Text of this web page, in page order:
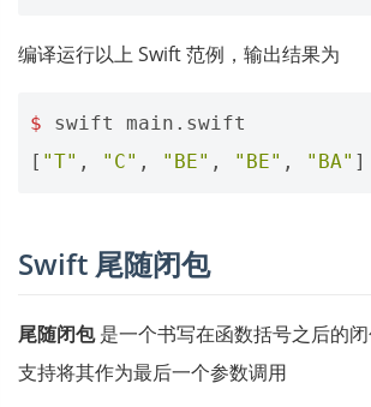
编译运行以上 Swift 范例，输出结果为
$ swift main . swift
[ "T" , "C" , "BE" , "BE" , "BA" ]
Swift 尾随闭包
尾随闭包是一个书写在函数括号之后的
支持将其作为最后一个参数调用